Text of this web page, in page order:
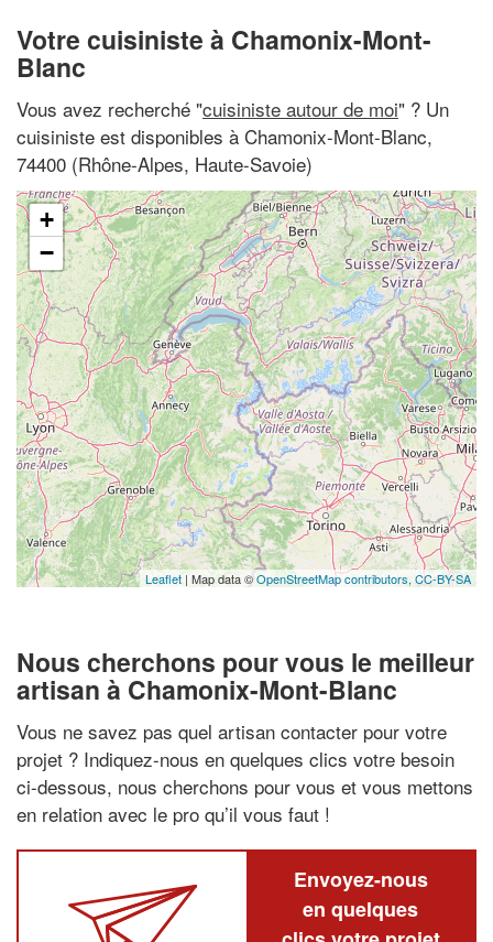
Votre cuisiniste à Chamonix-Mont-
Blanc
Vous avez recherché "cuisiniste autour de moi" ? Un
cuisiniste est disponibles à Chamonix-Mont-Blanc,
74400 (Rhône-Alpes, Haute-Savoie)
+
−
Leaflet | Map data ©OpenStreetMap contributors, CC-BY-SA
Nous cherchons pour vous le meilleur
artisan à Chamonix-Mont-Blanc
Vous ne savez pas quel artisan contacter pour votre
projet ? Indiquez-nous en quelques clics votre besoin
ci-dessous, nous cherchons pour vous et vous mettons
en relation avec le pro qu’il vous faut !
Envoyez-nous
en quelques